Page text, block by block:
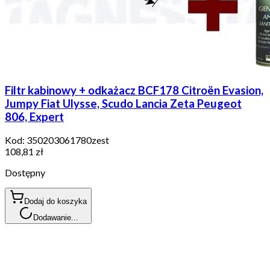
Filtr kabinowy + odkażacz BCF178 Citroën Evasion,
Jumpy Fiat Ulysse, Scudo Lancia Zeta Peugeot
806, Expert
Kod: 350203061780zest
108,81 zł
Dostępny
Dodaj do koszyka
Dodawanie...